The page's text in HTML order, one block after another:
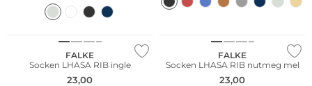
FALKE
Socken LHASA RIB ingle
23,00
FALKE
Socken LHASA RIB nutmeg mel
23,00